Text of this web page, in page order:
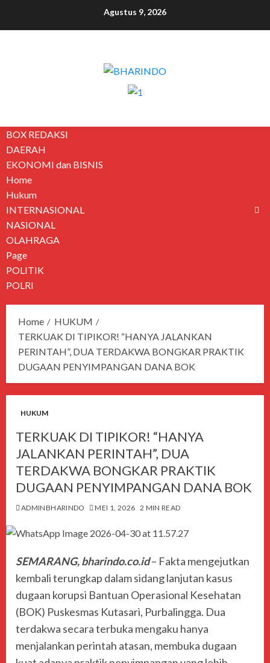
Agustus 9, 2026
BOX REDAKSI
DAERAH
EKONOMI dan BISNIS
Home
Hukum
INTERNASIONAL
NASIONAL
OLAHRAGA
Page
POLITIK
POLRI
Home
HUKUM
TERKUAK DI TIPIKOR! “HANYA JALANKAN
PERINTAH”, DUA TERDAKWA BONGKAR PRAKTIK
DUGAAN PENYIMPANGAN DANA BOK
HUKUM
TERKUAK DI TIPIKOR! “HANYA
JALANKAN PERINTAH”, DUA
TERDAKWA BONGKAR PRAKTIK
DUGAAN PENYIMPANGAN DANA BOK
ADMINBHARINDO MEI 1, 2026 2 MIN READ
SEMARANG, bharindo.co.id– Fakta mengejutkan
kembali terungkap dalam sidang lanjutan kasus
dugaan korupsi Bantuan Operasional Kesehatan
(BOK) Puskesmas Kutasari, Purbalingga. Dua
terdakwa secara terbuka mengaku hanya
menjalankan perintah atasan, membuka dugaan